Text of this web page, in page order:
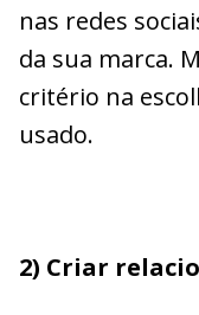
nas redes
da sua marca.
critério na
usado.
2) Criar